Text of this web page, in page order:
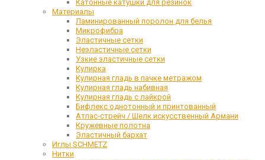
Катонные катушки для резинок
Материалы
Ламинированный поролон для белья
Микрофибра
Эластичные сетки
Неэластичные сетки
Узкие эластичные сетки
Кулирка
Кулирная гладь в пачке метражом
Кулирная гладь набивная
Кулирная гладь с лайкрой
Бифлекс однотонный и принтованный
Атлас-стрейч / Шелк искусственный Армани
Кружевные полотна
Эластичный бархат
Иглы SCHMETZ
Нитки